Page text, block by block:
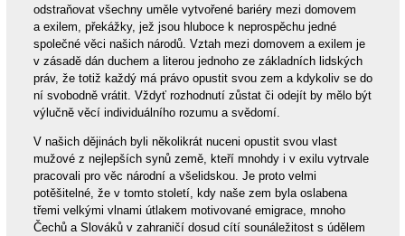
odstraňovat všechny uměle vytvořené bariéry mezi domovem
a exilem, překážky, jež jsou hluboce k neprospěchu jedné
společné věci našich národů. Vztah mezi domovem a exilem je
v zásadě dán duchem a literou jednoho ze základních lidských
práv, že totiž každý má právo opustit svou zem a kdykoliv se do
ní svobodně vrátit. Vždyť rozhodnutí zůstat či odejít by mělo být
výlučně věcí individuálního rozumu a svědomí.
V našich dějinách byli několikrát nuceni opustit svou vlast
mužové z nejlepších synů země, kteří mnohdy i v exilu vytrvale
pracovali pro věc národní a všelidskou. Je proto velmi
potěšitelné, že v tomto století, kdy naše zem byla oslabena
třemi velkými vlnami útlakem motivované emigrace, mnoho
Čechů a Slováků v zahraničí dosud cítí sounáležitost s údělem